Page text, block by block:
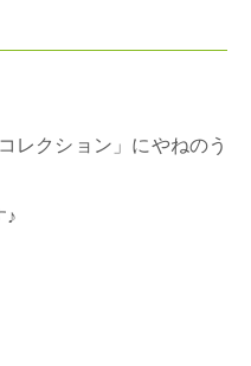
レクション」にやねのう
♪